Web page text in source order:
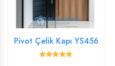
Pivot Çelik Kapı YS456